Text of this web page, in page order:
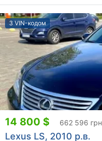
З VIN-кодом
14 800 $ 662 596 грн
Lexus LS, 2010 р.в.